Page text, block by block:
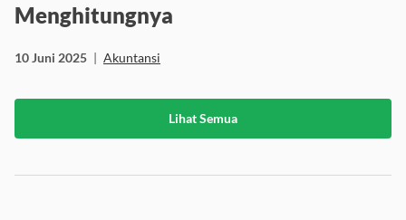
Menghitungnya
10 Juni 2025 | Akuntansi
Lihat Semua